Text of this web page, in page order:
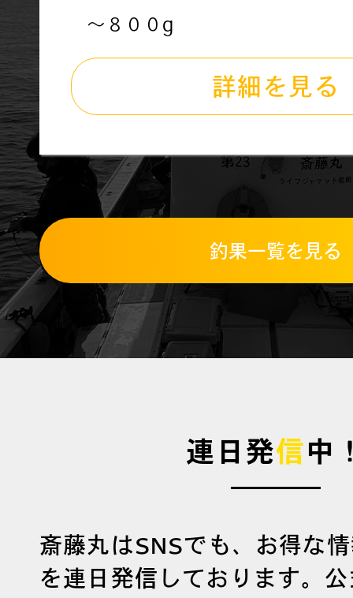
〜８００g
詳細を見る
釣果一覧を見る
連日発信中
斎藤丸はSNSでも、お得な
を連日発信しております。